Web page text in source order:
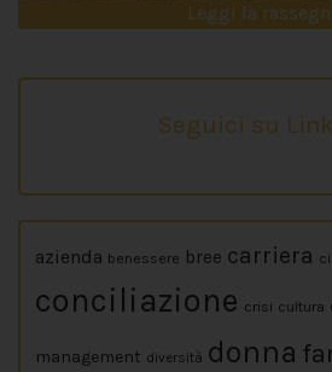
Leggi la
Seguici su
azienda benessere bree carriera
conciliazione crisi cultura
management diversità donna